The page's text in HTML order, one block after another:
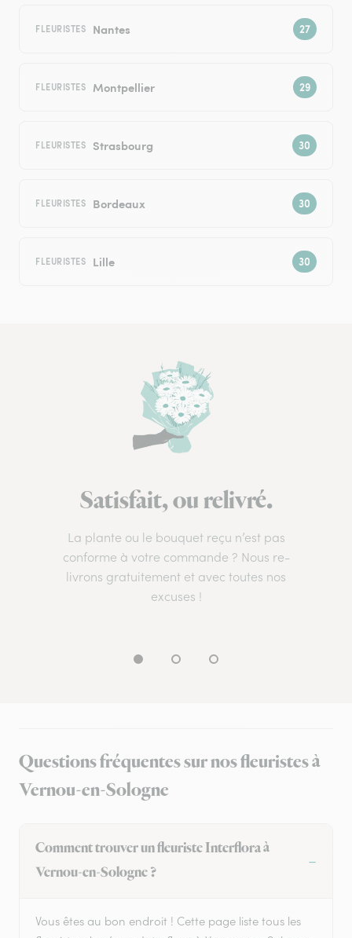
FLEURISTES Nantes
FLEURISTES Montpellier
FLEURISTES Strasbourg
FLEURISTES Bordeaux
FLEURISTES Lille
Satisfait, ou relivré.
La plante ou le bouquet reçu n’est pas
conforme à votre commande ? Nous re-
livrons gratuitement et avec toutes nos
excuses !
Questions fréquentes sur nos fleuristes à
Vernou-en-Sologne
Comment trouver un fleuriste Interflora à
Vernou-en-Sologne ?
Vous êtes au bon endroit ! Cette page liste tous les